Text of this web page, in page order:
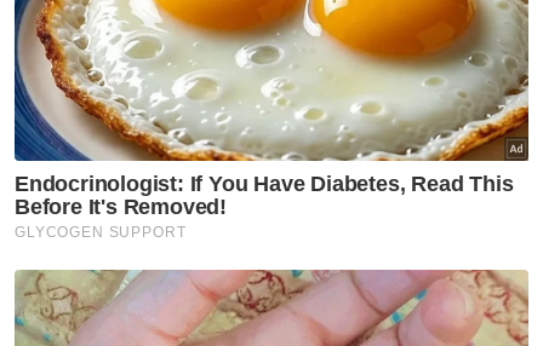
kes melibatkan subvarian baharu Covid-19,
Arcturus dilaporkan di Kedah.
"Ketika ini kapasiti perkhidmatan kesihatan di
klinik kesihatan dan hospital masih lagi
terkawal serta tidak berada pada tahap
membebankan, namun berdasarkan
peningkatan kes semasa, Jabatan Kesihatan
Negeri (JKN) Kedah telah mengarahkan
semua pejabat kesihatan daerah, hospital
dan klinik seluruh negeri meningkatkan